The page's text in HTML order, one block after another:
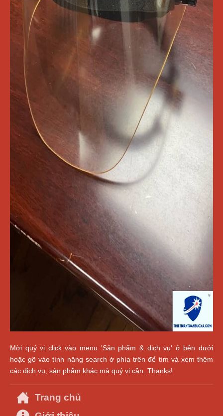
Mời quý vị click vào menu 'Sản phẩm & dịch vụ' ở bên dưới
hoặc gõ vào tính năng search ở phía trên để tìm và xem thêm
các dịch vụ, sản phẩm khác mà quý vị cần. Thanks!
Trang chủ